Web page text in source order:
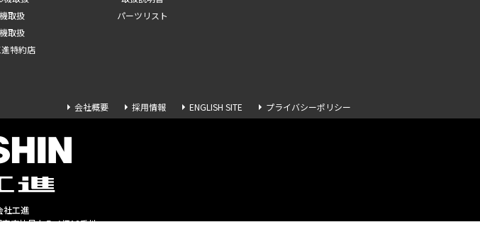
取扱
取扱
特約店
パーツリスト
会社概要 採用情報 ENGLISH SITE プライバシーポリシー
社工進
市神足上八ノ坪12番地